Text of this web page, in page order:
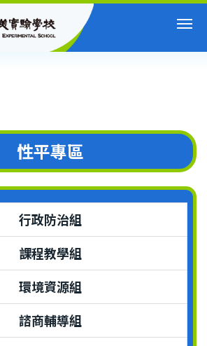
性平專區
行政防治組
課程教學組
環境資源組
諮商輔導組